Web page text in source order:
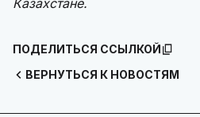
Казахстане.
ВЕРНУТЬСЯ К НОВОСТЯМ
ПОДЕЛИТЬСЯ ССЫЛКОЙ